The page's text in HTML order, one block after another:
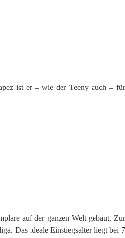
ist er – wie der Teeny auch – für
auf der ganzen Welt gebaut. Zur
Das ideale Einstiegsalter liegt bei 7